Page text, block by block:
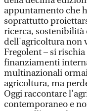
appuntamento che
soprattutto
ricerca, sostenibilità
dell'agricoltura non
Fregolent – si
finanziamenti
multinazionali
agricoltura, ma
Oggi raccontare
contemporaneo e